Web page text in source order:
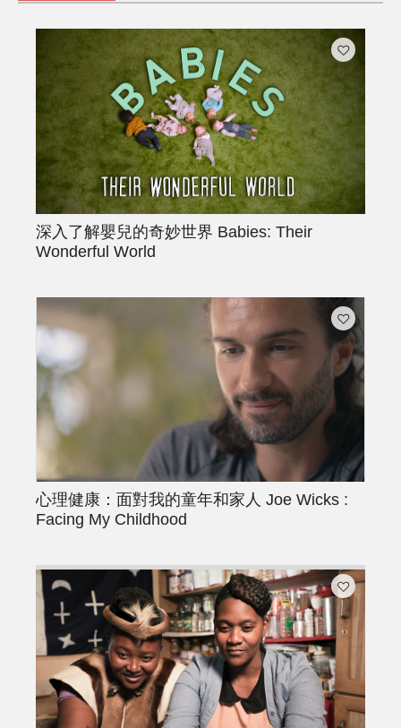
深入了解嬰兒的奇妙世界 Babies: Their
Wonderful World
心理健康：面對我的童年和家人 Joe Wicks :
Facing My Childhood